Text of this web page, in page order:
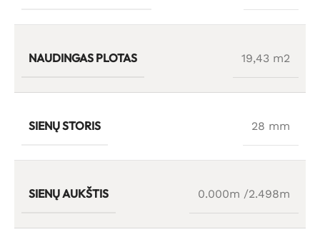
NAUDINGAS PLOTAS 19,43 m2
SIENŲ STORIS 28 mm
SIENŲ AUKŠTIS 0.000m /2.498m